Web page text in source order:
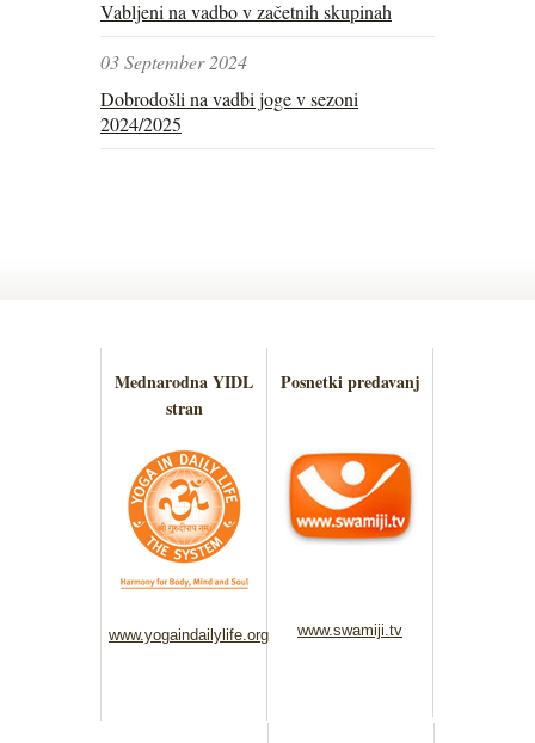
Vabljeni na vadbo v začetnih skupinah
03 September 2024
Dobrodošli na vadbi joge v sezoni
2024/2025
Mednarodna YIDL
stran
www.yogaindailylife.org
Posnetki predavanj
www.swamiji.tv